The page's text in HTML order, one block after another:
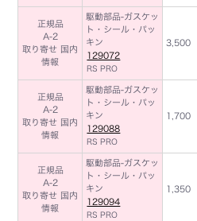
正規品
A-2
取り寄せ 国内
情報
駆動部品-ガスケッ
ト・シール・パッ
キン
129072
RS PRO
3,500
正規品
A-2
取り寄せ 国内
情報
駆動部品-ガスケッ
ト・シール・パッ
キン
129088
RS PRO
1,700
正規品
A-2
取り寄せ 国内
情報
駆動部品-ガスケッ
ト・シール・パッ
キン
129094
RS PRO
1,350